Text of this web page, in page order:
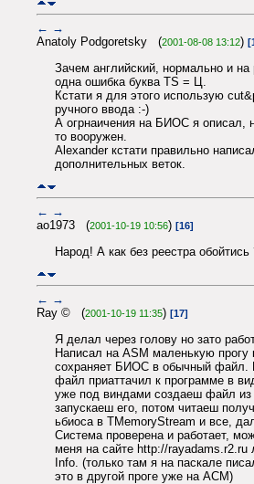
← →
Anatoly Podgoretsky (2001-08-08 13:12)
Зачем английский, нормально и на
одна ошибка буква TS = Ц.
Кстати я для этого использую
ручного ввода :-)
А огрнаичения на БИОС я описал,
то вооружен.
Alexander кстати правильно
дополнительных веток.
← →
ao1973 (2001-10-19 10:56) [16]
Народ! А как без реестра обойтись
← →
Ray © (2001-10-19 11:35) [17]
Я делал через голову но зато
Написал на ASM маленькую прогу
сохраняет БИОС в обычный файл.
файл приаттачил к программе в
уже под виндами создаеш файл из
запускаеш его, потом читаеш
ьбиоса в TMemoryStream и все,
Система проверена и работает,
меня на сайте http://rayadams.r2.ru
Info. (только там я на паскале
это в другой проге уже на АСМ)